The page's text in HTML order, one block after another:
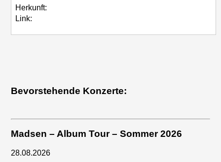
Herkunft:
Link:
Bevorstehende Konzerte:
Madsen – Album Tour – Sommer 2026
28.08.2026